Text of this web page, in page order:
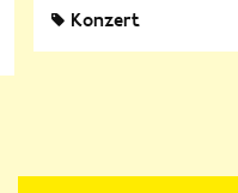
Konzert